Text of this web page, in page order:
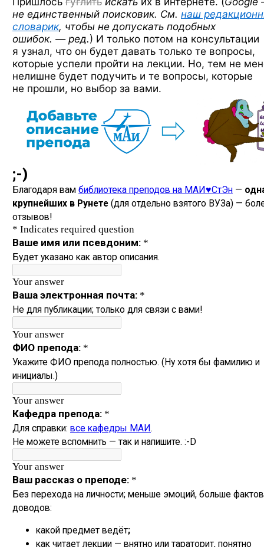
не единственный поисковик. См. наш
словарик, чтобы не допускать подобных
ошибок. — ред.) И только потом на консультации
я узнал, что он будет давать только те вопросы,
которые успели пройти на лекции. Но, тем не
нелишне будет подучить и те вопросы, которые
не прошли, но выбор за вами.